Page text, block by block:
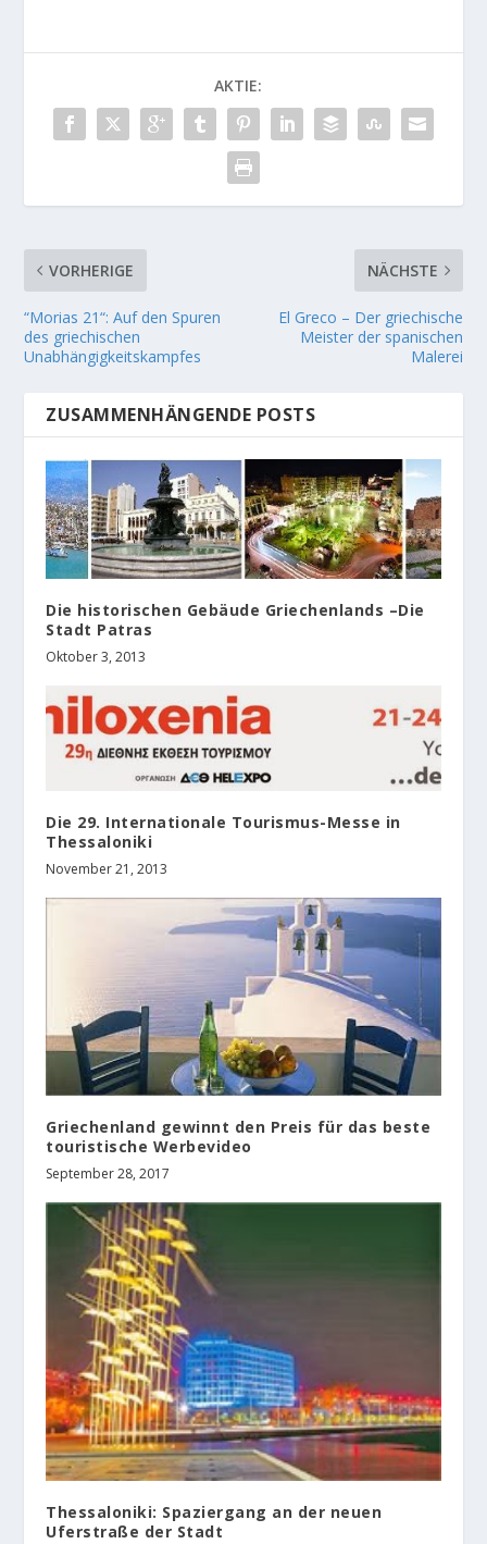
AKTIE:
VORHERIGE
“Morias 21“: Auf den Spuren
des griechischen
Unabhängigkeitskampfes
NÄCHSTE
El Greco – Der griechische
Meister der spanischen
Malerei
ZUSAMMENHÄNGENDE POSTS
Die historischen Gebäude Griechenlands –Die
Stadt Patras
Oktober 3, 2013
Die 29. Internationale Tourismus-Messe in
Thessaloniki
November 21, 2013
Griechenland gewinnt den Preis für das beste
touristische Werbevideo
September 28, 2017
Thessaloniki: Spaziergang an der neuen
Uferstraße der Stadt